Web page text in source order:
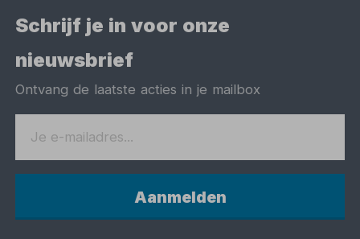
Schrijf je in voor onze
nieuwsbrief
Ontvang de laatste acties in je mailbox
Aanmelden